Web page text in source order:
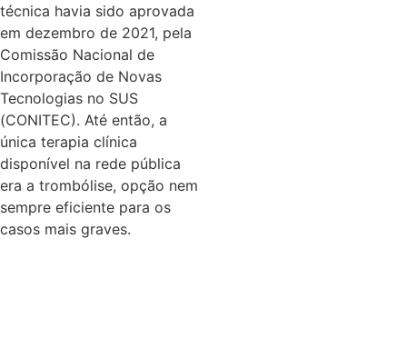
técnica havia sido aprovada
em dezembro de 2021, pela
Comissão Nacional de
Incorporação de Novas
Tecnologias no SUS
(CONITEC). Até então, a
única terapia clínica
disponível na rede pública
era a trombólise, opção nem
sempre eficiente para os
casos mais graves.